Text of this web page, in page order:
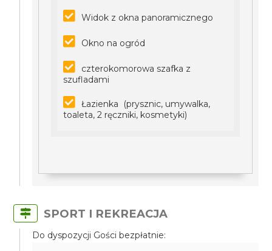
Widok z okna panoramicznego
Okno na ogród
czterokomorowa szafka z
szufladami
Łazienka (prysznic, umywalka,
toaleta, 2 ręczniki, kosmetyki)
SPORT I REKREACJA
Do dyspozycji Gości bezpłatnie: